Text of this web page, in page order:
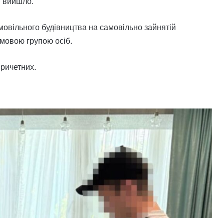
будівництва на самовільно зайнятій
групою осіб.